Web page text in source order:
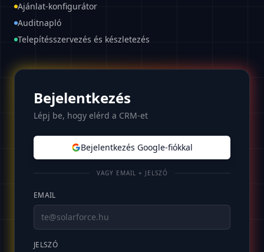
Ajánlat-konfigurátor
Auditnapló
Telepítésszervezés és készletezés
Bejelentkezés
Lépj be, hogy elérd a CRM-et
Bejelentkezés Google-fiókkal
VAGY EMAIL + JELSZÓ
EMAIL
JELSZÓ